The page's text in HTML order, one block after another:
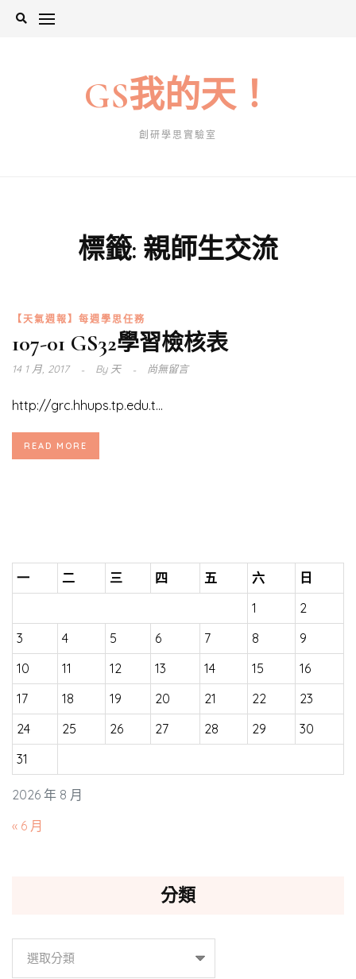
Skip
GS我的天！
創研學思實驗室
標籤: 親師生交流
【天氣週報】每週學思任務
107-01 GS32學習檢核表
14 1 月, 2017 By天 尚無留言
http://grc.hhups.tp.edu.t...
READ MORE
2026 年 8 月
一 二 三 四 五 六
日
1
2
3
4 5 6 7 8
9
10
11 12 13 14 15
16
17
18 19 20 21 22
23
24
25 26 27 28 29
30
31
« 6 月
分類